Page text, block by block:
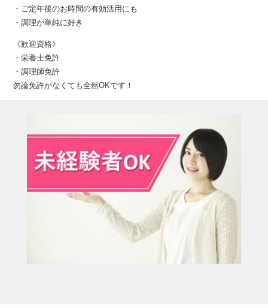
・ご定年後のお時間の有効活用にも
・調理が単純に好き
《歓迎資格》
・栄養士免許
・調理師免許
勿論免許がなくても全然OKです！